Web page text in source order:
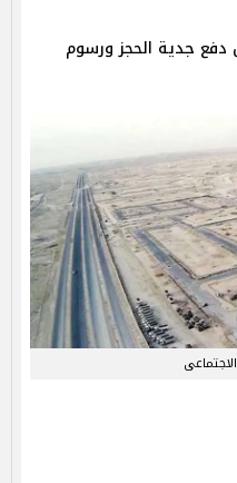
دفع جدية الحجز ورسوم